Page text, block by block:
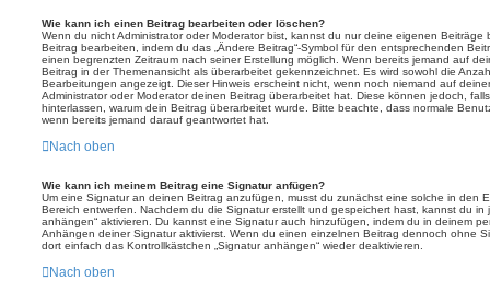
Wie kann ich einen Beitrag bearbeiten oder löschen?
Wenn du nicht Administrator oder Moderator bist, kannst du nur deine eigenen
Beitrag bearbeiten, indem du das „Ändere Beitrag“-Symbol für den entsprechenden
einen begrenzten Zeitraum nach seiner Erstellung möglich. Wenn bereits jemand auf
Beitrag in der Themenansicht als überarbeitet gekennzeichnet. Es wird sowohl die
Bearbeitungen angezeigt. Dieser Hinweis erscheint nicht, wenn noch niemand auf
Administrator oder Moderator deinen Beitrag überarbeitet hat. Diese können jedoch,
hinterlassen, warum dein Beitrag überarbeitet wurde. Bitte beachte, dass normale
wenn bereits jemand darauf geantwortet hat.
Nach oben
Wie kann ich meinem Beitrag eine Signatur anfügen?
Um eine Signatur an deinen Beitrag anzufügen, musst du zunächst eine solche in den
Bereich entwerfen. Nachdem du die Signatur erstellt und gespeichert hast, kannst du in
anhängen“ aktivieren. Du kannst eine Signatur auch hinzufügen, indem du in deinem
Anhängen deiner Signatur aktivierst. Wenn du einen einzelnen Beitrag dennoch ohne
dort einfach das Kontrollkästchen „Signatur anhängen“ wieder deaktivieren.
Nach oben